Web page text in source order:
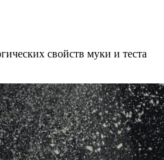
свойств муки и теста